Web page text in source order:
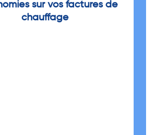
sur vos factures de
chauffage